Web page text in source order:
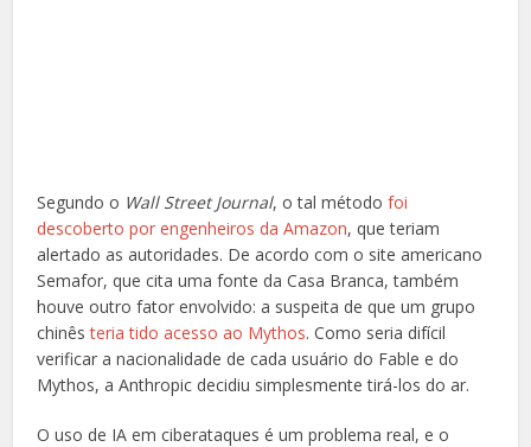
Segundo o Wall Street Journal, o tal métodofoi
descoberto por engenheiros da Amazon, que teriam
alertado as autoridades. De acordo com o site americano
Semafor, que cita uma fonte da Casa Branca, também
houve outro fator envolvido: a suspeita de que um grupo
chinêsteria tido acesso ao Mythos.Como seria difícil
verificar a nacionalidade de cada usuário do Fable e do
Mythos, a Anthropic decidiu simplesmente tirá-los do ar.
O uso de IA em ciberataques é um problema real, e o